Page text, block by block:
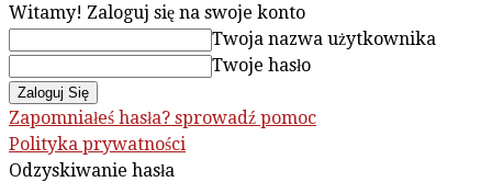
Witamy! Zaloguj się na swoje konto
Twoja nazwa użytkownika
Twoje hasło
Zapomniałeś hasła? sprowadź pomoc
Polityka prywatności
Odzyskiwanie hasła